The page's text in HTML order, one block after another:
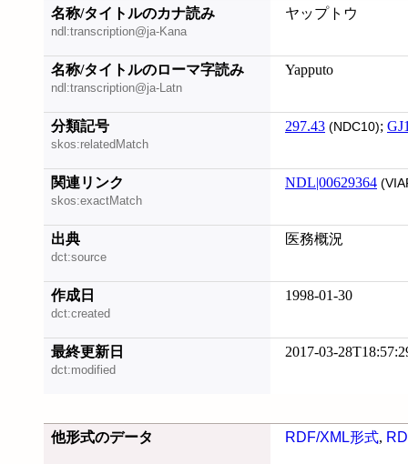
名称/タイトルのカナ読み
ndl:transcription@ja-Kana
ヤップトウ
名称/タイトルのローマ字読み
ndl:transcription@ja-Latn
Yapputo
分類記号
skos:relatedMatch
297.43 (NDC10);
関連リンク
skos:exactMatch
NDL|00629364
出典
dct:source
医務概況
作成日
dct:created
1998-01-30
最終更新日
dct:modified
2017-03-
他形式のデータ RDF/XML形式,